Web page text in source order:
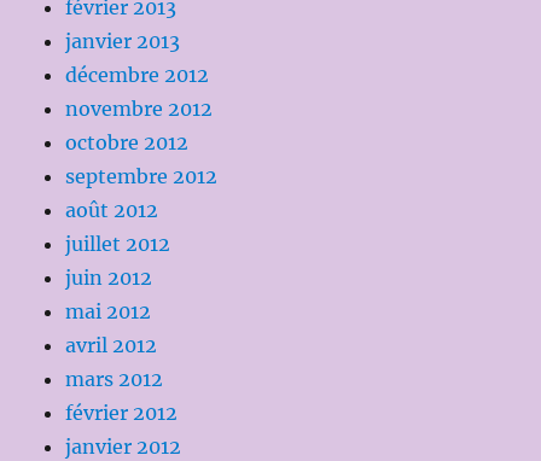
février 2013
janvier 2013
décembre 2012
novembre 2012
octobre 2012
septembre 2012
août 2012
juillet 2012
juin 2012
mai 2012
avril 2012
mars 2012
février 2012
janvier 2012